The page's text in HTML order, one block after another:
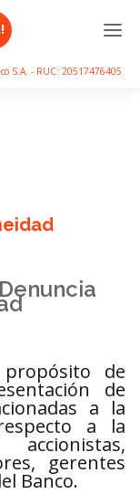
S.A. - RUC: 20517476405
de
de
a la
a la
gerentes
Banco.